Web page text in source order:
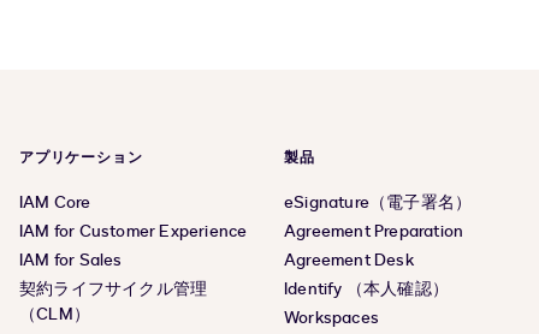
アプリケーション
IAM Core
IAM for Customer Experience
IAM for Sales
契約ライフサイクル管理
（CLM）
製品
eSignature（電子署名）
Agreement Preparation
Agreement Desk
Identify （本人確認）
Workspaces